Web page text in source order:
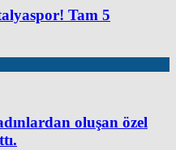
Tam 5
oluşan özel